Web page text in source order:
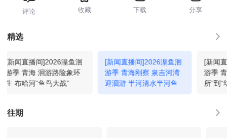
评论 收藏 下载 分享
精选
[新闻直播间]2026湟鱼洄
游季 青海 洄游路险象环
生 布哈河“鱼鸟大战”
[新闻直播间]2026湟鱼洄
游季 青海刚察 泉吉河湾
迎洄游 半河清水半河鱼
[新闻
游季
所”到
往期
10:00
11:00 新闻联播 回看